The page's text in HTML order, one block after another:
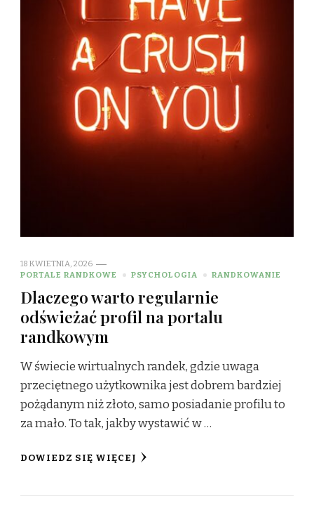
18 KWIETNIA, 2026
PORTALE RANDKOWE
PSYCHOLOGIA RANDKOWANIE
Dlaczego warto regularnie
odświeżać profil na portalu
randkowym
W świecie wirtualnych randek, gdzie uwaga
przeciętnego użytkownika jest dobrem bardziej
pożądanym niż złoto, samo posiadanie profilu to
za mało. To tak, jakby wystawić w …
DOWIEDZ SIĘ WIĘCEJ